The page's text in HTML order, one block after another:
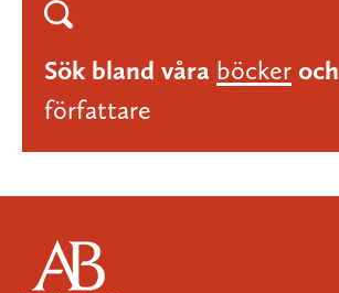
Sök bland våra böcker och
författare